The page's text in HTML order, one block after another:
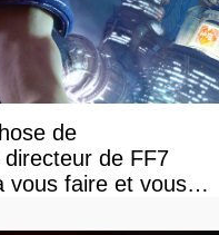
de
de FF7
vous faire et vous